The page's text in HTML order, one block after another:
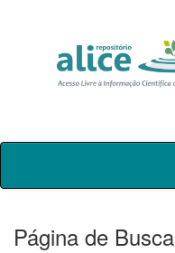
Skip
Página de Busca